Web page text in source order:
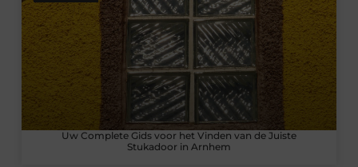
Uw Complete Gids voor het Vinden van de Juiste
Stukadoor in Arnhem